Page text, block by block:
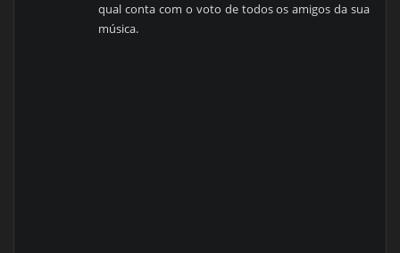
qual conta com o voto de todos os amigos da sua
música.